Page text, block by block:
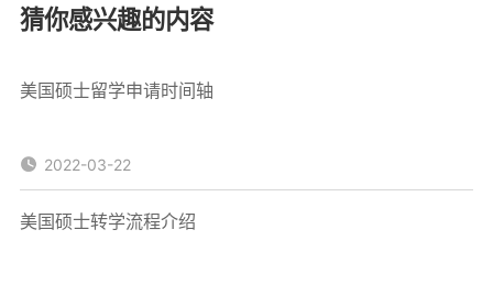
猜你感兴趣的内容
美国硕士留学申请时间轴
2022-03-22
美国硕士转学流程介绍